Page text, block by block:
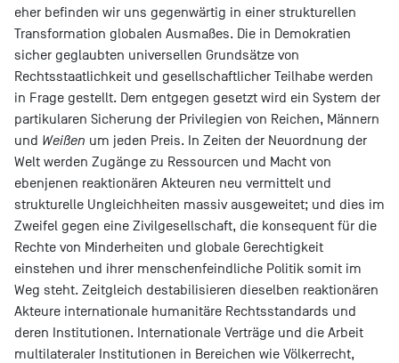
eher befinden wir uns gegenwärtig in einer strukturellen
Transformation globalen Ausmaßes. Die in Demokratien
sicher geglaubten universellen Grundsätze von
Rechtsstaatlichkeit und gesellschaftlicher Teilhabe werden
in Frage gestellt. Dem entgegen gesetzt wird ein System der
partikularen Sicherung der Privilegien von Reichen, Männern
und Weißen um jeden Preis. In Zeiten der Neuordnung der
Welt werden Zugänge zu Ressourcen und Macht von
ebenjenen reaktionären Akteuren neu vermittelt und
strukturelle Ungleichheiten massiv ausgeweitet; und dies im
Zweifel gegen eine Zivilgesellschaft, die konsequent für die
Rechte von Minderheiten und globale Gerechtigkeit
einstehen und ihrer menschenfeindliche Politik somit im
Weg steht. Zeitgleich destabilisieren dieselben reaktionären
Akteure internationale humanitäre Rechtsstandards und
deren Institutionen. Internationale Verträge und die Arbeit
multilateraler Institutionen in Bereichen wie Völkerrecht,